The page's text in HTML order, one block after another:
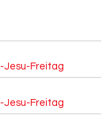
Jesu-Freitag
Jesu-Freitag